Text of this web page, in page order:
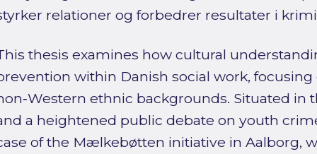
relationer og forbedrer resultater i
thesis examines how cultural
within Danish social work,
ethnic backgrounds. Situated in
a heightened public debate on youth
of the Mælkebøtten initiative in Aalborg,